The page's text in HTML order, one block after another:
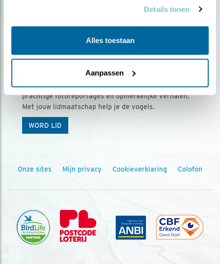
Details tonen
Alles toestaan
Aanpassen
Ontvang 5 x Vogels voor € 36,00 per jaar
Vogels is het tijdschrift voor onze leden, met
prachtige fotoreportages en opmerkelijke verhalen.
Met jouw lidmaatschap help je de vogels.
WORD LID
Onze sites Mijn privacy Cookieverklaring Colofon